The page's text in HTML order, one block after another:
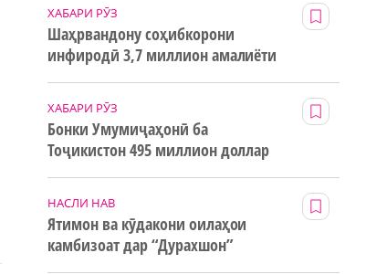
ХАБАРИ РӮЗ
Шаҳрвандону соҳибкорони
инфиродӣ 3,7 миллион амалиёти
ХАБАРИ РӮЗ
Бонки Умумиҷаҳонӣ ба
Тоҷикистон 495 миллион доллар
НАСЛИ НАВ
Ятимон ва кӯдакони оилаҳои
камбизоат дар “Дурахшон”